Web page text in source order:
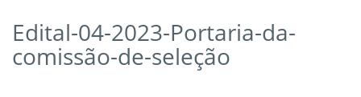
Edital-04-2023-Portaria-da-
comissão-de-seleção